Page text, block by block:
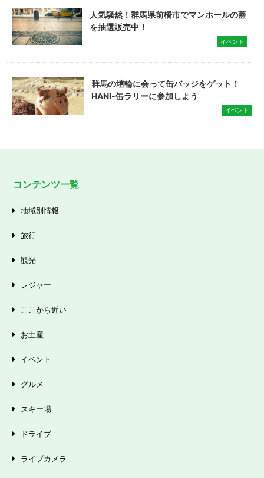
人気騒然！群馬県前橋市でマンホールの蓋
を抽選販売中！
イベント
群馬の埴輪に会って缶バッジをゲット！
HANI-缶ラリーに参加しよう
イベント
コンテンツ一覧
地域別情報
旅行
観光
レジャー
ここから近い
お土産
イベント
グルメ
スキー場
ドライブ
ライブカメラ